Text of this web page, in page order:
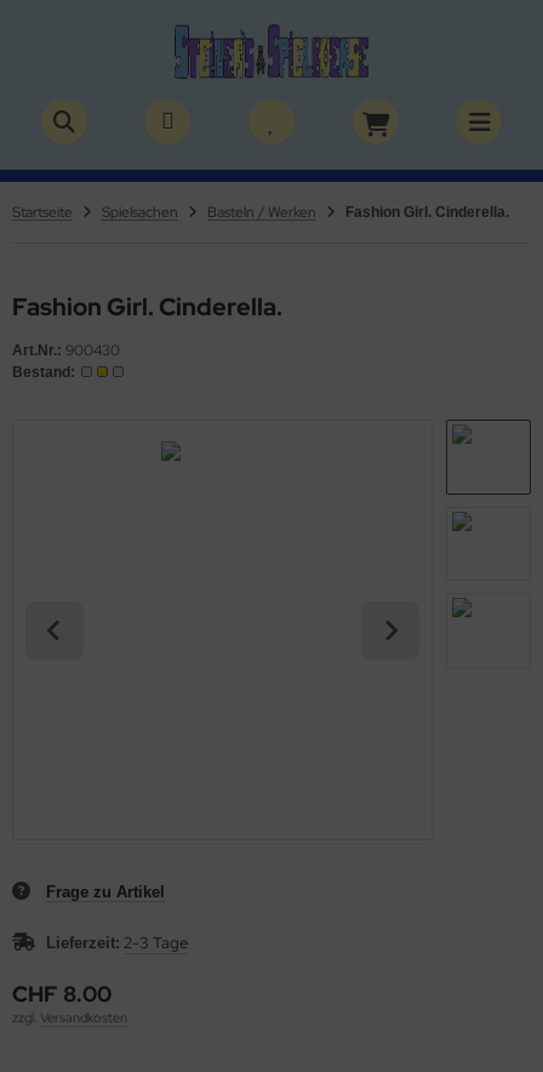
Startseite Spielsachen Basteln / Werken Fashion Girl. Cinderella.
Fashion Girl. Cinderella.
Art.Nr.: 900430
Bestand:
Frage zu Artikel
Lieferzeit: 2-3 Tage
CHF 8.00
zzgl. Versandkosten